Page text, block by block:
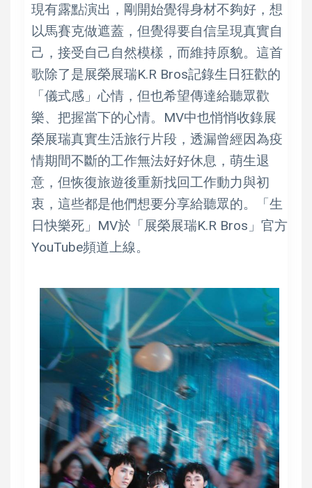
現有露點演出，剛開始覺得身材不夠好，想
以馬賽克做遮蓋，但覺得要自信呈現真實自
己，接受自己自然模樣，而維持原貌。這首
歌除了是展榮展瑞K.R Bros記錄生日狂歡的
「儀式感」心情，但也希望傳達給聽眾歡
樂、把握當下的心情。MV中也悄悄收錄展
榮展瑞真實生活旅行片段，透漏曾經因為疫
情期間不斷的工作無法好好休息，萌生退
意，但恢復旅遊後重新找回工作動力與初
衷，這些都是他們想要分享給聽眾的。「生
日快樂死」MV於「展榮展瑞K.R Bros」官方
YouTube頻道上線。